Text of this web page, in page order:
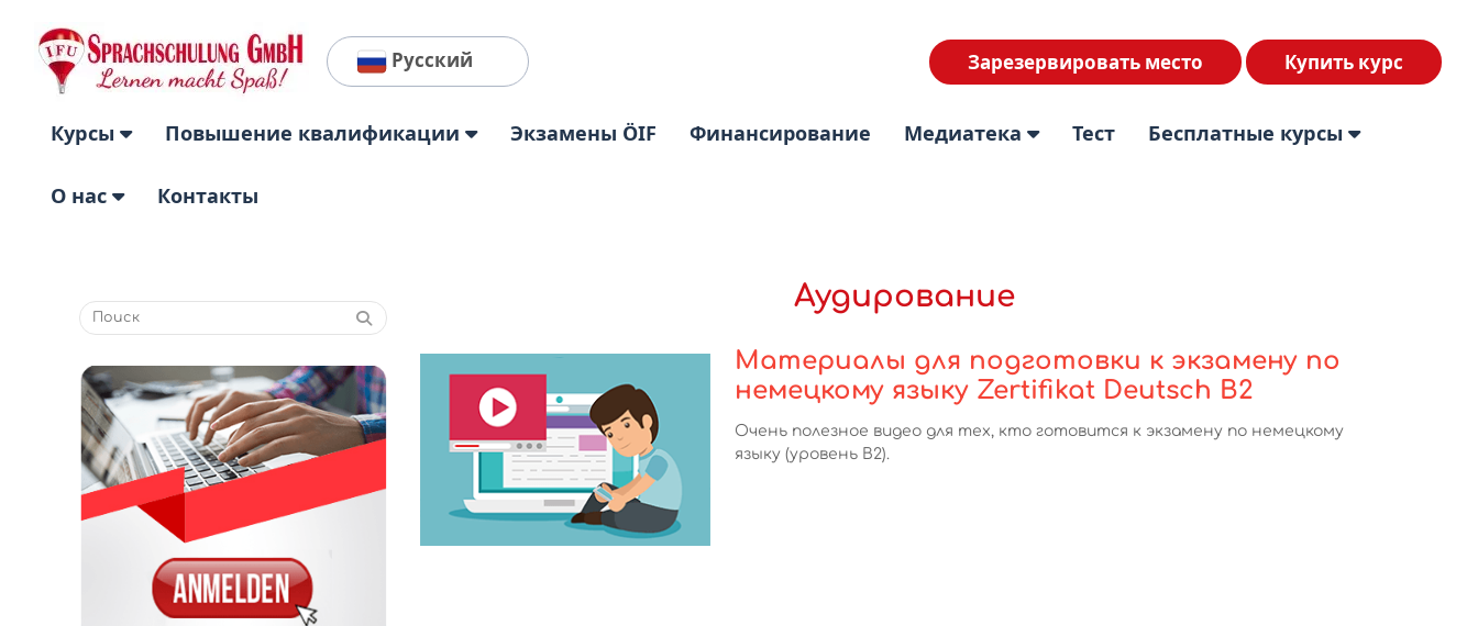
Русский Купить курс
Зарезервировать место
Курсы Повышение квалификации Экзамены ÖIF Финансирование Медиатека Тест Бесплатные курсы
О нас Контакты
Аудирование
Материалы для подготовки к экзамену по
немецкому языку Zertifikat Deutsch B2
Очень полезное видео для тех, кто готовится к экзамену по немецкому
языку (уровень В2).